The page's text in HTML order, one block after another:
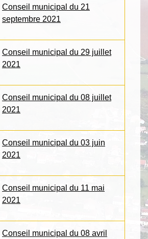
Conseil municipal du 21
septembre 2021
Conseil municipal du 29 juillet
2021
Conseil municipal du 08 juillet
2021
Conseil municipal du 03 juin
2021
Conseil municipal du 11 mai
2021
Conseil municipal du 08 avril